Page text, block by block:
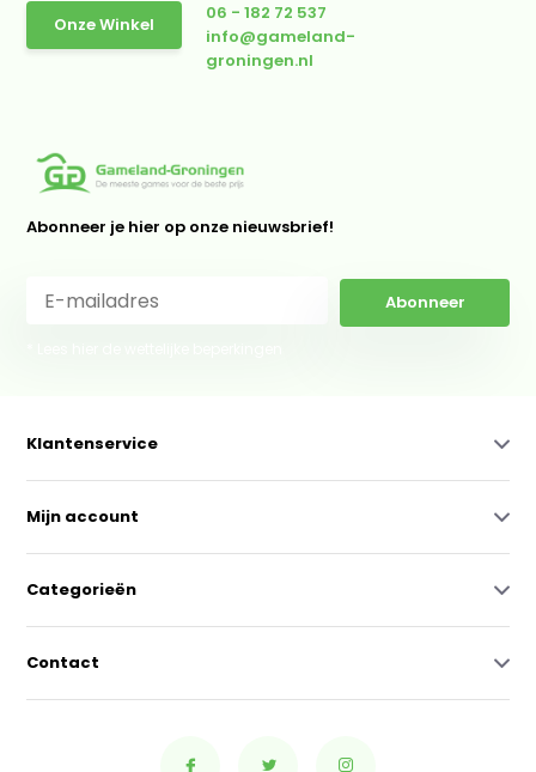
Onze Winkel
06 - 182 72 537
info@gameland-
groningen.nl
Abonneer je hier op onze nieuwsbrief!
Abonneer
Klantenservice
Mijn account
Categorieën
Contact